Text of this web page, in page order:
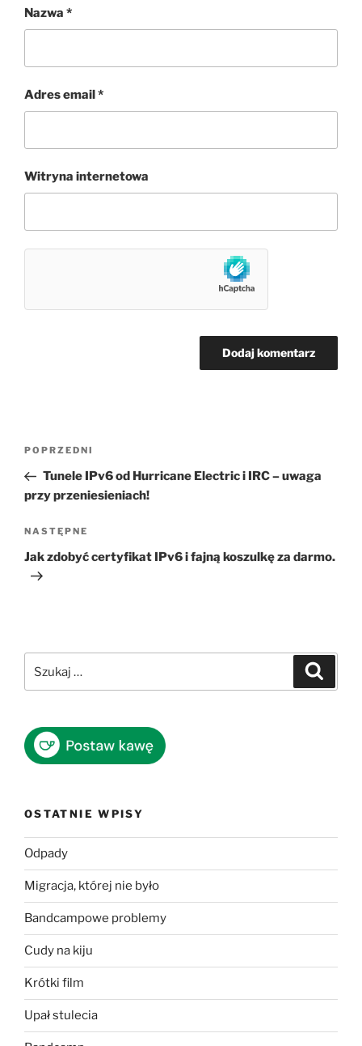
Nazwa *
Adres email*
Witryna internetowa
Nawigacja
Poprzedni
wpis
POPRZEDNI
Tunele IPv6 od Hurricane Electric i IRC – uwaga
przy przeniesieniach!
Następny
wpis
NASTĘPNE
Jak zdobyć certyfikat IPv6 i fajną koszulkę za darmo.
OSTATNIE WPISY
Odpady
Migracja, której nie było
Bandcampowe problemy
Cudy na kiju
Krótki film
Upał stulecia